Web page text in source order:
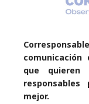
comunicación
que quieren
mejor.